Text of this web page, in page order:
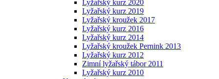
Lyžařský kurz 2020
Lyžařský kurz 2019
Lyžařský kroužek 2017
Lyžařský kurz 2016
Lyžařský kurz 2014
Lyžařský kroužek Pernink 2013
Lyžařský kurz 2012
Zimní lyžařský tábor 2011
Lyžařský kurz 2010